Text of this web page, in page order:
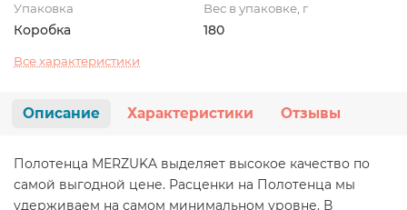
Упаковка
Коробка
Вес в упаковке, г
180
Все характеристики
Описание Характеристики Отзывы
Полотенца MERZUKA выделяет высокое качество по
самой выгодной цене. Расценки на Полотенца мы
удерживаем на самом минимальном уровне. В